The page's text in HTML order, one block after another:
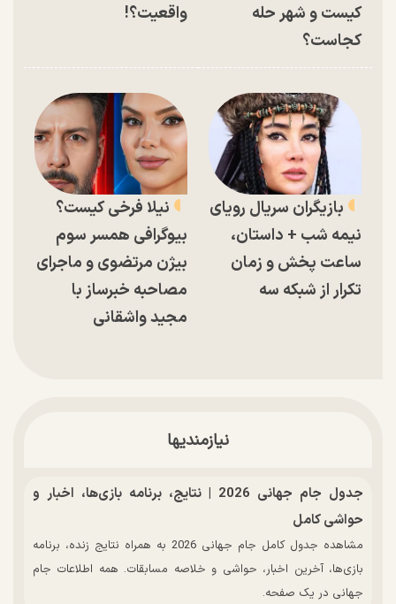
کیست و شهر حله
کجاست؟
واقعیت؟!
بازیگران سریال رویای
نیمه شب + داستان،
ساعت پخش و زمان
تکرار از شبکه سه
نیلا فرخی کیست؟
بیوگرافی همسر سوم
بیژن مرتضوی و ماجرای
مصاحبه خبرساز با
مجید واشقانی
نیازمندیها
جدول جام جهانی 2026 | نتایج، برنامه بازی‌ها، اخبار و
حواشی کامل
مشاهده جدول کامل جام جهانی 2026 به همراه نتایج زنده، برنامه
بازی‌ها، آخرین اخبار، حواشی و خلاصه مسابقات. همه اطلاعات جام
جهانی در یک صفحه.